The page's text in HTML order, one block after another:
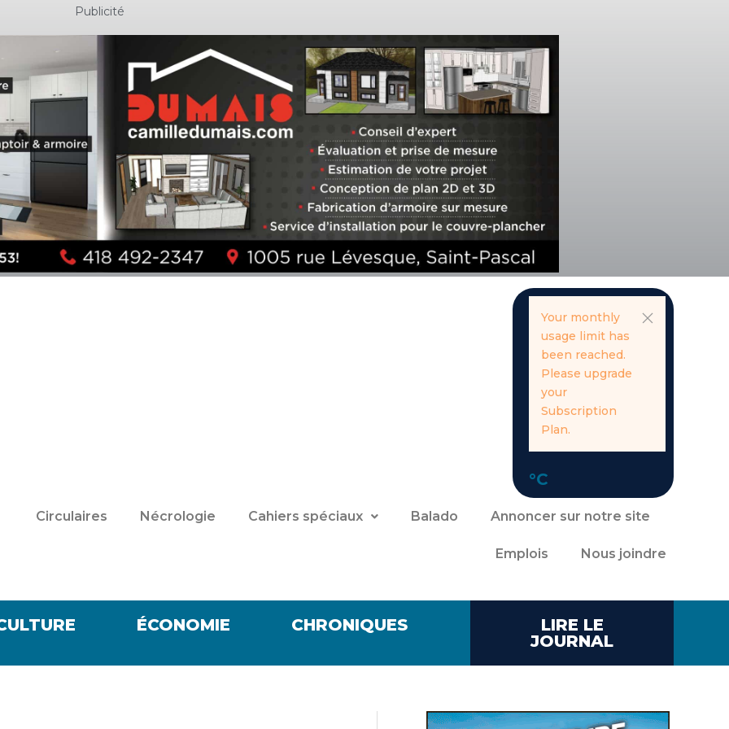
Publicité
Your monthly
usage limit has
been reached.
Please upgrade
your
Subscription
Plan.
°C
Circulaires Nécrologie Cahiers spéciaux Balado Annoncer sur notre site
Emplois Nous joindre
ÉCONOMIE
CHRONIQUES
LIRE LE
JOURNAL